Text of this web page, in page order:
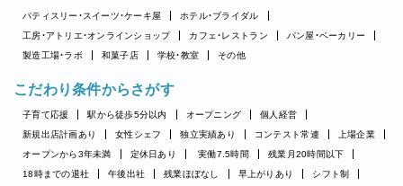
パティスリー・スイーツ・ケーキ屋
ホテル・ブライダル
工房・アトリエ・オンラインショップ
カフェ・レストラン
パン屋・ベーカリー
製造工場・ラボ
和菓子店 学校・教室 その他
こだわり条件からさがす
子育て応援 駅から徒歩5分以内 オープニング
個人経営
新規出店計画あり
女性シェフ 独立実績あり コンテスト常連
上場企業
オープンから3年未満
定休日あり 実働7.5時間
残業月20時間以下
18時までの退社
午後出社 残業ほぼなし 早上がりあり
シフト制